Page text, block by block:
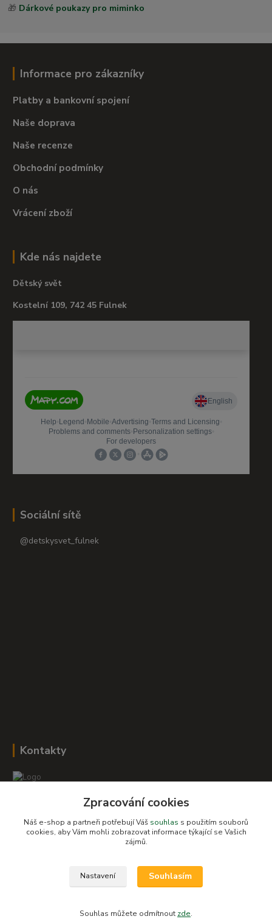
🎁 Dárkové poukazy pro miminko
Informace pro zákazníky
Platby a bankovní spojení
Naše doprava
Naše recenze
Obchodní podmínky
O nás
Vrácení zboží
Kde nás najdete
Dětský svět
Kostelní 109, 742 45 Fulnek
Sociální sítě
@detskysvet_fulnek
Kontakty
+420 604 278 943
obchod-detskysvet@seznam.cz
Zpracování cookies
Náš e-shop a partneři potřebují Váš souhlas s použitím souborů
cookies, aby Vám mohli zobrazovat informace týkající se Vašich
zájmů.
Nastavení Souhlasím
Souhlas můžete odmítnout zde.